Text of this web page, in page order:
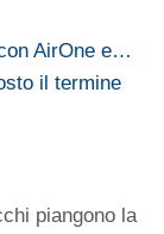
AirOne e…
il termine
piangono la